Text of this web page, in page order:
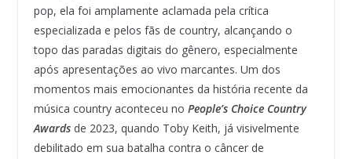
pop, ela foi amplamente aclamada pela crítica
especializada e pelos fãs de country, alcançando o
topo das paradas digitais do gênero, especialmente
após apresentações ao vivo marcantes. Um dos
momentos mais emocionantes da história recente da
música country aconteceu no People’s Choice Country
Awardsde 2023, quando Toby Keith, já visivelmente
debilitado em sua batalha contra o câncer de